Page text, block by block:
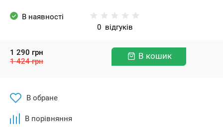
В наявності
0 відгуків
1 290 грн
1 424 грн
В кошик
В обране
В порівняння